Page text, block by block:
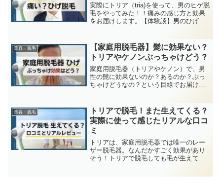
実際にトリア（tria)を使って、男のヒゲ脱
毛をやってみた！！痛みの感じ方と効果
をお届けします。【体験談】男のひげ脱
は、唯一レーザー脱毛ができる特別な脱
毛器。効果は、ある...
美容・脱毛
【家庭用脱毛器】髭に効果ない？
トリアやケノンぶっちゃけどう？
家庭用脱毛器（トリアやケノン）で、男
性の髭に効果ないのか？あるのか？ぶっ
ちゃけどうなの？という目線でお届けし
美容・脱毛
トリアで脱毛！また生えてくる？
実際に使って感じたリアルな口コ
ミ
トリアは、家庭用脱毛器では唯一のレー
ザー脱毛器。なんだかすごく効果があり
そう！トリアで脱毛しても毛が生えてく